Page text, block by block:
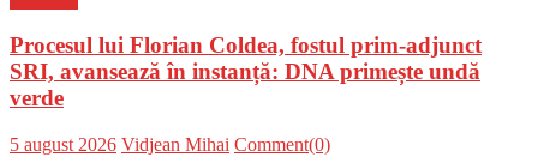
Procesul lui Florian Coldea, fostul prim-adjunct
SRI, avansează în instanță: DNA primește undă
verde
Posted
5 august 2026 Author
Vidjean Mihai Comment(0)